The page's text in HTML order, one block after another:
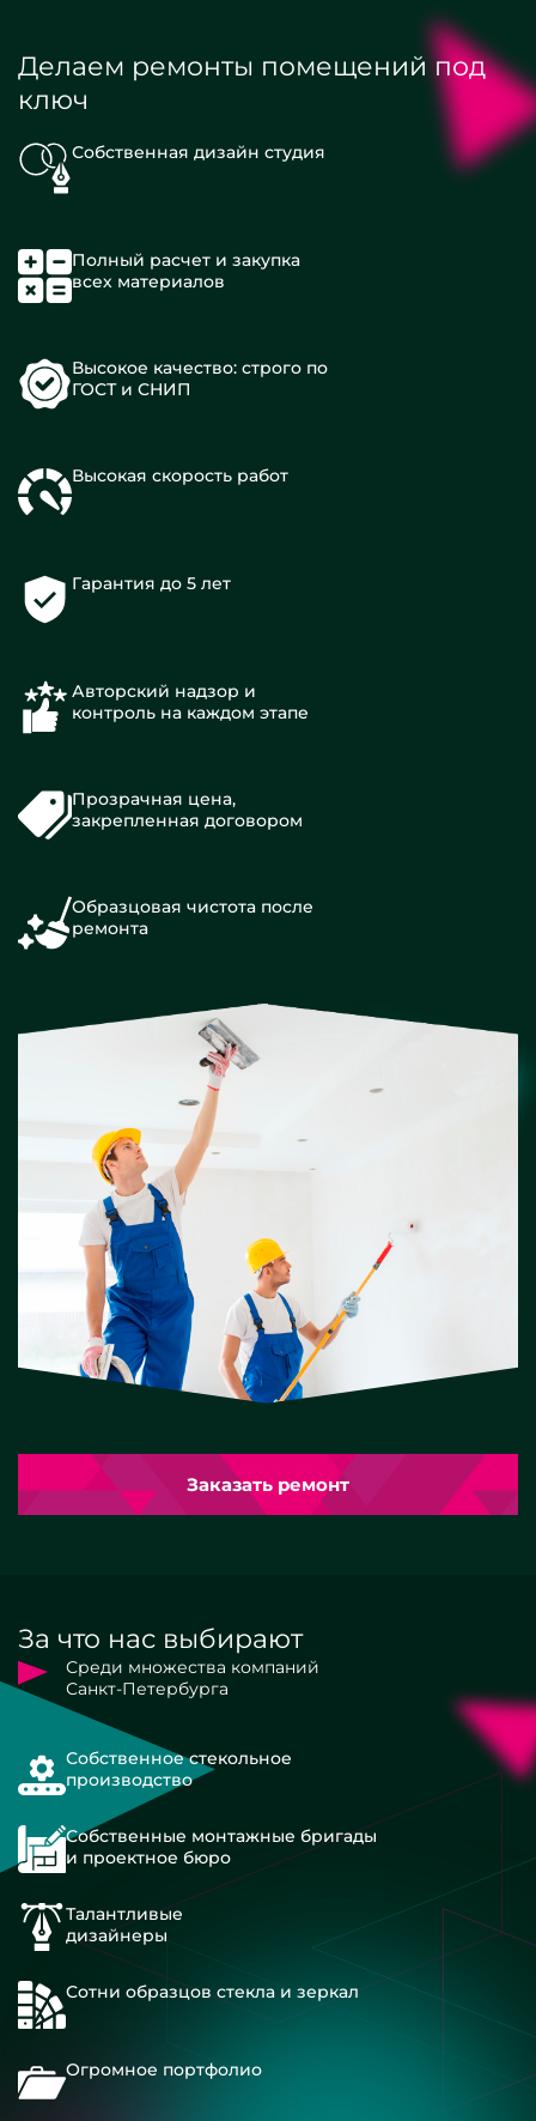
Делаем ремонты помещений под
ключ
Собственная дизайн студия
Полный расчет и закупка
всех материалов
Высокое качество: строго по
ГОСТ и СНИП
Высокая скорость работ
Гарантия до 5 лет
Авторский надзор и
контроль на каждом этапе
Прозрачная цена,
закрепленная договором
Образцовая чистота после
ремонта
Заказать ремонт
За что нас выбирают
Среди множества компаний
Санкт-Петербурга
Собственное стекольное
производство
Собственные монтажные бригады
и проектное бюро
Талантливые
дизайнеры
Сотни образцов стекла и зеркал
Огромное портфолио